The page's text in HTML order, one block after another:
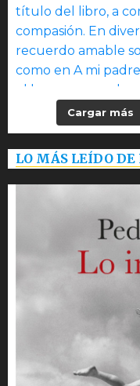
Cargar más
LO MÁS LEÍDO